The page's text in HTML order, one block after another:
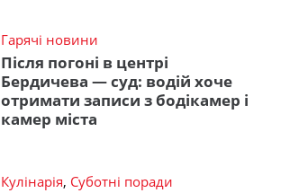
Гарячі новини
Після погоні в центрі
Бердичева — суд: водій хоче
отримати записи з бодікамер і
камер міста
Кулінарія, Суботні поради